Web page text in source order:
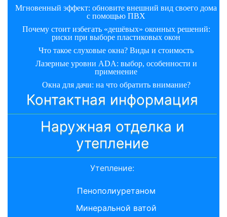
Мгновенный эффект: обновите внешний вид своего дома
с помощью ПВХ
Почему стоит избегать «дешёвых» оконных решений:
риски при выборе пластиковых окон
Что такое слуховые окна? Виды и стоимость
Лазерные уровни ADA: выбор, особенности и
применение
Окна для дачи: на что обратить внимание?
Контактная информация
Наружная отделка и
утепление
Утепление:
Пенополиуретаном
Минеральной ватой